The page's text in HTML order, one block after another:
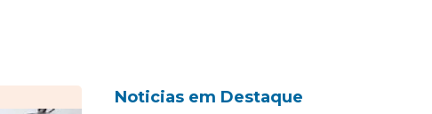
Noticias em Destaque